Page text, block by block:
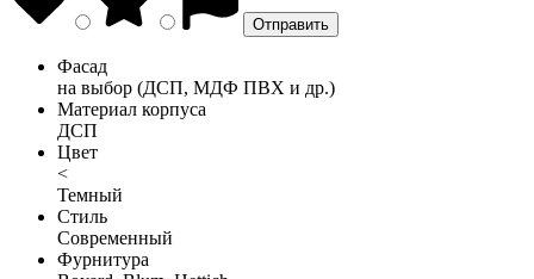
Фасад
на выбор (ДСП, МДФ ПВХ и др.)
Материал корпуса
ДСП
Цвет
<
Темный
Стиль
Современный
Фурнитура